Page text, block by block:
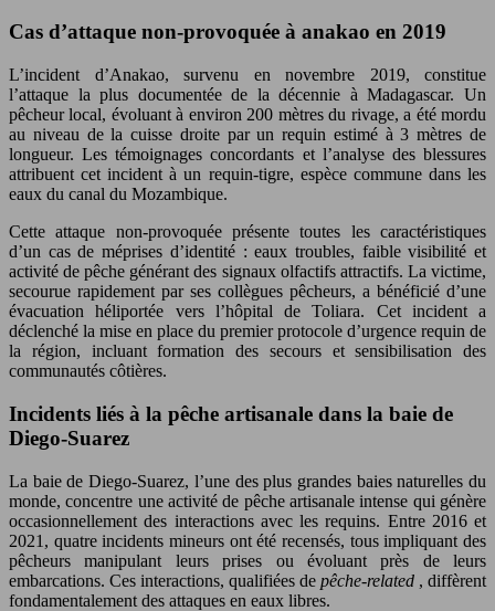
Cas d’attaque non-provoquée à anakao en 2019
L’incident d’Anakao, survenu en novembre 2019, constitue
l’attaque la plus documentée de la décennie à Madagascar. Un
pêcheur local, évoluant à environ 200 mètres du rivage, a été mordu
au niveau de la cuisse droite par un requin estimé à 3 mètres de
longueur. Les témoignages concordants et l’analyse des blessures
attribuent cet incident à un requin-tigre, espèce commune dans les
eaux du canal du Mozambique.
Cette attaque non-provoquée présente toutes les caractéristiques
d’un cas de méprises d’identité : eaux troubles, faible visibilité et
activité de pêche générant des signaux olfactifs attractifs. La victime,
secourue rapidement par ses collègues pêcheurs, a bénéficié d’une
évacuation héliportée vers l’hôpital de Toliara. Cet incident a
déclenché la mise en place du premier protocole d’urgence requin de
la région, incluant formation des secours et sensibilisation des
communautés côtières.
Incidents liés à la pêche artisanale dans la baie de
Diego-Suarez
La baie de Diego-Suarez, l’une des plus grandes baies naturelles du
monde, concentre une activité de pêche artisanale intense qui génère
occasionnellement des interactions avec les requins. Entre 2016 et
2021, quatre incidents mineurs ont été recensés, tous impliquant des
pêcheurs manipulant leurs prises ou évoluant près de leurs
embarcations. Ces interactions, qualifiées de pêche-related , diffèrent
fondamentalement des attaques en eaux libres.